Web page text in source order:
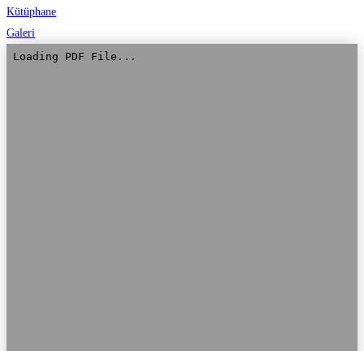
Kütüphane
Galeri